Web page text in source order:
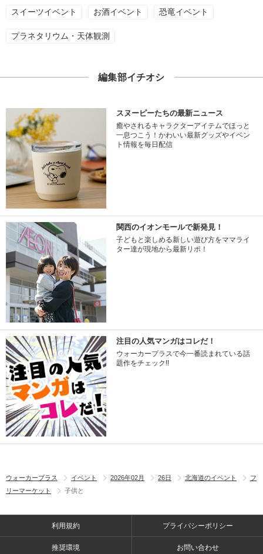
スイーツイベント お酒イベント 恐竜イベント
プラネタリウム・天体観測
編集部イチオシ
スヌーピーたちの最新ニュース
癒やされるキャラクターアイテムでほっと
一息つこう！かわいい最新グッズやイベン
ト情報を毎日配信
関西のイオンモールで新発見！
子どもと楽しめる新しい遊び方をママライ
ター達が現地から最新リポ！
注目の人気マンガはコレだ！
ウォーカープラスで今一番読まれている話
題作をチェック!!
ウォーカープラス イベント 2026年02月 26日 北海道のイベント
フ
リーマーケット
子供と
利用規約 プライバシーポリシー
推奨環境 お問い合わせ